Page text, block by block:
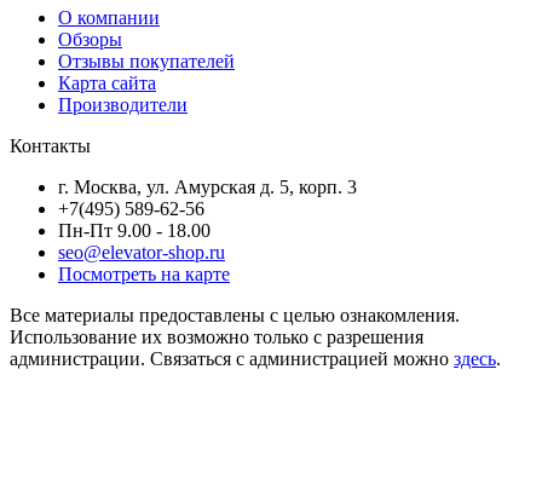
О компании
Обзоры
Отзывы покупателей
Карта сайта
Производители
Контакты
г. Москва, ул. Амурская д. 5, корп. 3
+7(495) 589-62-56
Пн-Пт 9.00 - 18.00
seo@elevator-shop.ru
Посмотреть на карте
Все материалы предоставлены с целью ознакомления.
Использование их возможно только с разрешения
администрации. Связаться с администрацией можно здесь.